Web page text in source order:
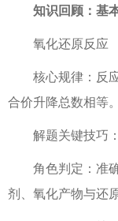
知识回顾：基
氧化还原反应
核心规律：反
合价升降总数相等。
解题关键技巧：
角色判定：准
剂、氧化产物与还